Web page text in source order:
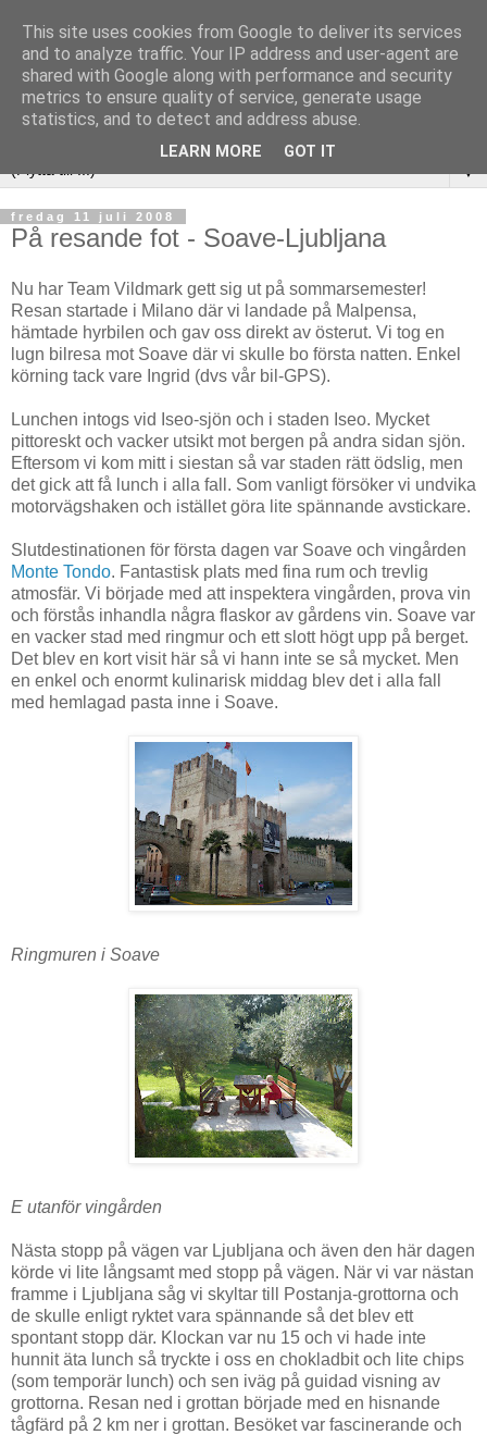
▼
fredag 11 juli 2008
På resande fot - Soave-Ljubljana
Nu har Team Vildmark gett sig ut på sommarsemester!
Resan startade i Milano där vi landade på Malpensa,
hämtade hyrbilen och gav oss direkt av österut. Vi tog en
lugn bilresa mot Soave där vi skulle bo första natten. Enkel
körning tack vare Ingrid (dvs vår bil-GPS).
Lunchen intogs vid Iseo-sjön och i staden Iseo. Mycket
pittoreskt och vacker utsikt mot bergen på andra sidan sjön.
Eftersom vi kom mitt i siestan så var staden rätt ödslig, men
det gick att få lunch i alla fall. Som vanligt försöker vi undvika
motorvägshaken och istället göra lite spännande avstickare.
Slutdestinationen för första dagen var Soave och vingården
Monte Tondo. Fantastisk plats med fina rum och trevlig
atmosfär. Vi började med att inspektera vingården, prova vin
och förstås inhandla några flaskor av gårdens vin. Soave var
en vacker stad med ringmur och ett slott högt upp på berget.
Det blev en kort visit här så vi hann inte se så mycket. Men
en enkel och enormt kulinarisk middag blev det i alla fall
med hemlagad pasta inne i Soave.
Ringmuren i Soave
E utanför vingården
Nästa stopp på vägen var Ljubljana och även den här dagen
körde vi lite långsamt med stopp på vägen. När vi var nästan
framme i Ljubljana såg vi skyltar till Postanja-grottorna och
de skulle enligt ryktet vara spännande så det blev ett
spontant stopp där. Klockan var nu 15 och vi hade inte
hunnit äta lunch så tryckte i oss en chokladbit och lite chips
(som temporär lunch) och sen iväg på guidad visning av
grottorna. Resan ned i grottan började med en hisnande
tågfärd på 2 km ner i grottan. Besöket var fascinerande och
This site uses cookies from Google to deliver its services
and to analyze traffic. Your IP address and user-agent are
shared with Google along with performance and security
metrics to ensure quality of service, generate usage
statistics, and to detect and address abuse.
LEARN MORE GOT IT